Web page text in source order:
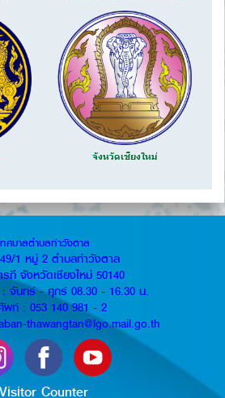
จังหวัดเชียงใหม่
ทศบาลตำบลท่าวังตาล
1 หมู่ 2 ตำบลท่าวังตาล
รภี จังหวัดเชียงใหม่ 50140
: จันทร์ - ศุกร์ 08.30 - 16.30 น.
พท์ : 053 140 981 - 2
thawangtan@lgo.mail.go.th
Visitor Counter